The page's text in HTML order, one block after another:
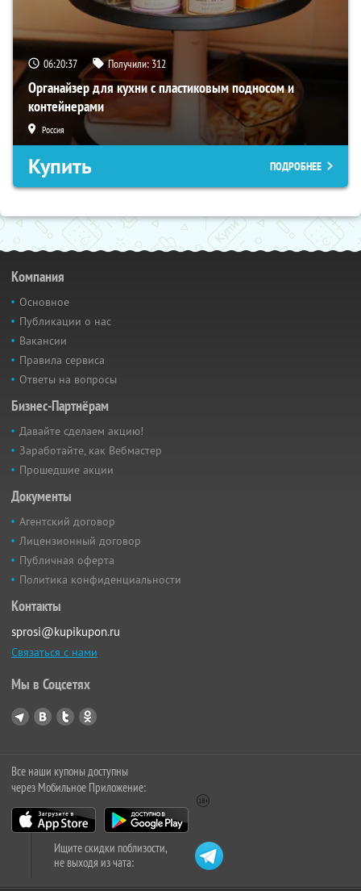
06:20:36 Получили: 312
Органайзер для кухни с пластиковым подносом и
контейнерами
Россия
Купить ПОДРОБНЕЕ
Компания
Основное
Публикации о нас
Вакансии
Правила сервиса
Ответы на вопросы
Бизнес-Партнёрам
Давайте сделаем акцию!
Заработайте, как Вебмастер
Прошедшие акции
Документы
Агентский договор
Лицензионный договор
Публичная оферта
Политика конфиденциальности
Контакты
sprosi@kupikupon.ru
Связаться с нами
Мы в Соцсетях
Все наши купоны доступны
через Мобильное Приложение:
Ищите скидки поблизости,
не выходя из чата: